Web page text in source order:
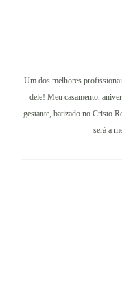
Um dos melhores
dele! Meu casamento,
gestante, batizado no Cristo
será a